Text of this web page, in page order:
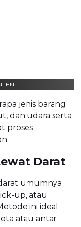
jenis barang
dan udara serta
proses
Darat
umumnya
up, atau
ini ideal
atau antar